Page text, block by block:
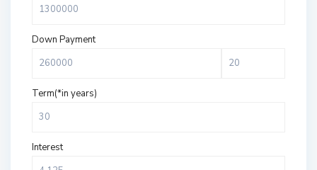
Down Payment
Term(*in years)
Interest